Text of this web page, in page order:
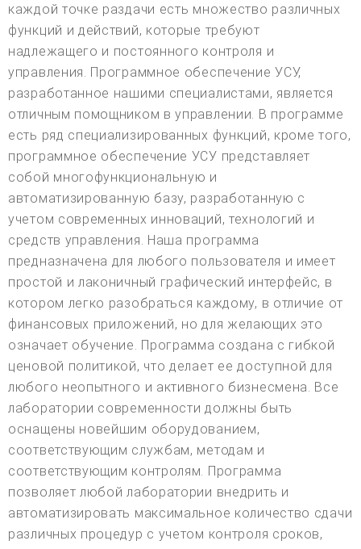
каждой точке раздачи есть множество различных
функций и действий, которые требуют
надлежащего и постоянного контроля и
управления. Программное обеспечение УСУ,
разработанное нашими специалистами, является
отличным помощником в управлении. В программе
есть ряд специализированных функций, кроме того,
программное обеспечение УСУ представляет
собой многофункциональную и
автоматизированную базу, разработанную с
учетом современных инноваций, технологий и
средств управления. Наша программа
предназначена для любого пользователя и имеет
простой и лаконичный графический интерфейс, в
котором легко разобраться каждому, в отличие от
финансовых приложений, но для желающих это
означает обучение. Программа создана с гибкой
ценовой политикой, что делает ее доступной для
любого неопытного и активного бизнесмена. Все
лаборатории современности должны быть
оснащены новейшим оборудованием,
соответствующим службам, методам и
соответствующим контролям. Программа
позволяет любой лаборатории внедрить и
автоматизировать максимальное количество сдачи
различных процедур с учетом контроля сроков,